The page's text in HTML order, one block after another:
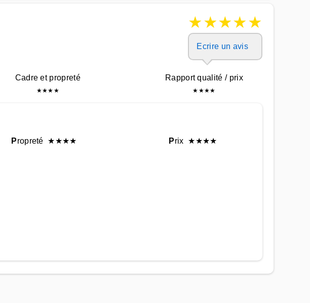
★★★★★
Ecrire un avis
Cadre et propreté
★★★ ★
Rapport qualité / prix
★ ★★★
Propreté ★★★★ Prix ★★★★